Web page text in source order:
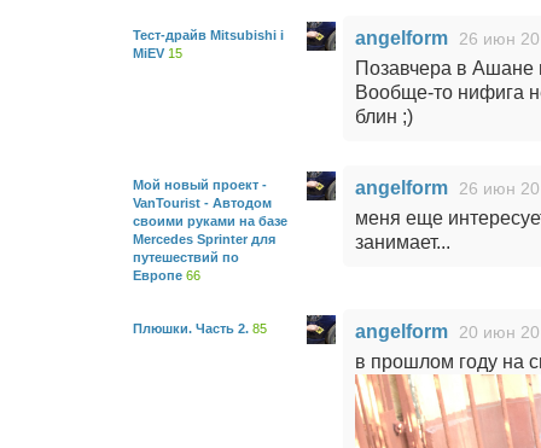
Тест-драйв Mitsubishi i
MiEV 15
angelform 26 июн
Позавчера в Ашане
Вообще-то нифига
блин ;)
Мой новый проект -
VanTourist - Автодом
своими руками на базе
Mercedes Sprinter для
путешествий по
Европе 66
angelform 26 июн
меня еще
занимает...
Плюшки. Часть 2. 85 angelform 20 июн
в прошлом году на